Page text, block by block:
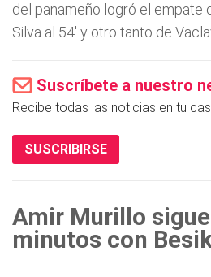
del panameño logró el empate
Silva al 54' y otro tanto de
Suscríbete a nuestro
Recibe todas las noticias en tu
SUSCRIBIRSE
Amir Murillo
minutos con